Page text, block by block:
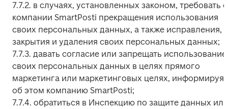
7.7.2. в случаях, установленных законом, требовать
компании SmartPosti прекращения использования
своих персональных данных, а также исправления,
закрытия и удаления своих персональных данных;
7.7.3. давать согласие или запрещать использование
своих персональных данных в целях прямого
маркетинга или маркетинговых целях, информируя
об этом компанию SmartPosti;
7.7.4. обратиться в Инспекцию по защите данных или